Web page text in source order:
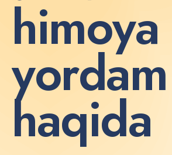
himoya
yordam
haqida